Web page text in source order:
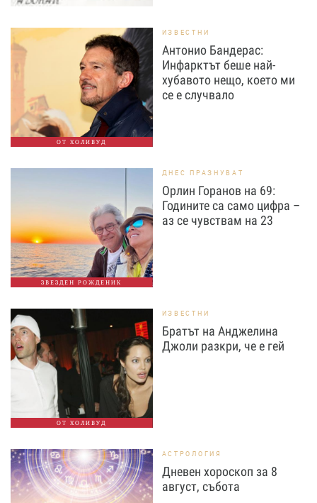
ОТ ХОЛИВУД
ИЗВЕСТНИ
Антонио Бандерас:
Инфарктът беше най-
хубавото нещо, което ми
се е случвало
ЗВЕЗДЕН РОЖДЕНИК
ДНЕС ПРАЗНУВАТ
Орлин Горанов на 69:
Годините са само цифра –
аз се чувствам на 23
ОТ ХОЛИВУД
ИЗВЕСТНИ
Братът на Анджелина
Джоли разкри, че е гей
АСТРОЛОГИЯ
Дневен хороскоп за 8
август, събота